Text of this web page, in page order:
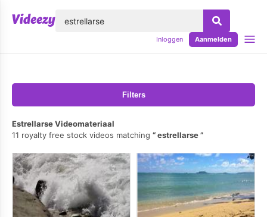
Inloggen Aanmelden
Filters
Estrellarse Videomateriaal
11 royalty free stock videos matching
estrellarse